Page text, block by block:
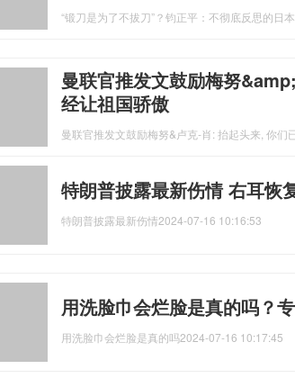
“锻刀是为了不拔刀”？钧正平：不彻底反思的日
曼联官推发文鼓励梅努
经让祖国骄傲
曼联官推发文鼓励梅努&卢克-肖: 抬起头来, 你们
特朗普披露最新伤情 右耳恢
特朗普披露最新伤情2024-07-16 10:16:53
用洗脸巾会烂脸是真的吗？
用洗脸巾会烂脸是真的吗2024-07-16 10:17:45